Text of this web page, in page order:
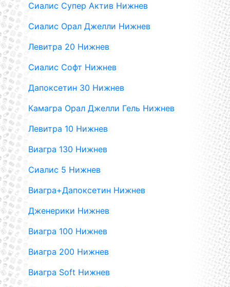
Сиалис Супер Актив Нижнев
Сиалис Орал Джелли Нижнев
Левитра 20 Нижнев
Сиалис Софт Нижнев
Дапоксетин 30 Нижнев
Камагра Орал Джелли Гель Нижнев
Левитра 10 Нижнев
Виагра 130 Нижнев
Сиалис 5 Нижнев
Виагра+Дапоксетин Нижнев
Дженерики Нижнев
Виагра 100 Нижнев
Виагра 200 Нижнев
Виагра Soft Нижнев